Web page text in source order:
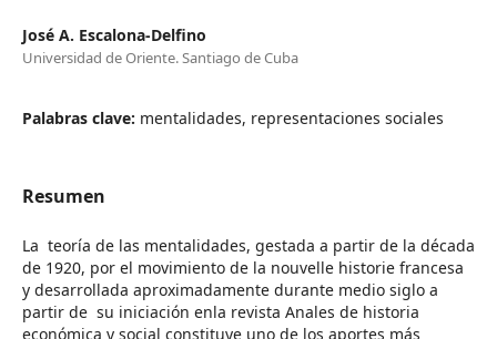
José A. Escalona-Delfino
Universidad de Oriente. Santiago de Cuba
Palabras clave: mentalidades, representaciones sociales
Resumen
La teoría de las mentalidades, gestada a partir de la década
de 1920, por el movimiento de la nouvelle historie francesa
y desarrollada aproximadamente durante medio siglo a
partir de su iniciación enla revista Anales de historia
económica y social constituye uno de los aportes más